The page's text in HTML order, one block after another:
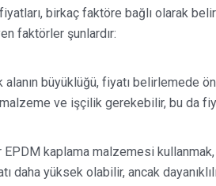
birkaç faktöre bağlı olarak
faktörler şunlardır:
alanın büyüklüğü, fiyatı belirlemede
ve işçilik gerekebilir, bu da
EPDM kaplama malzemesi
daha yüksek olabilir, ancak